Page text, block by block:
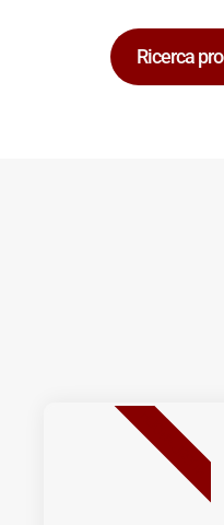
Ricerca
NUOVA USCITA